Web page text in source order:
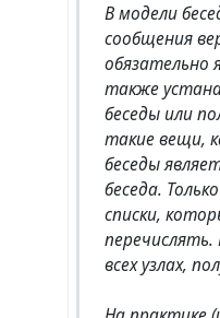
В модели
сообщения
обязательно
также
беседы или
такие вещи,
беседы
беседа.
списки,
всех узлах,